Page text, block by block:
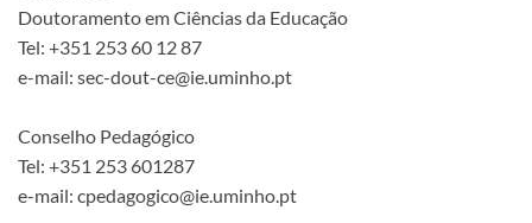
Doutoramento em Ciências da Educação
Tel: +351 253 60 12 87
e-mail: sec-dout-ce@ie.uminho.pt
Conselho Pedagógico
Tel: +351 253 601287
e-mail: cpedagogico@ie.uminho.pt